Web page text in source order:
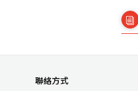
聯絡方式